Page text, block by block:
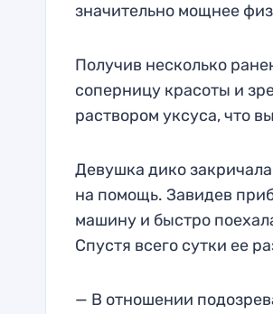
значительно мощнее
Получив несколько
соперницу красоты и
раствором уксуса, что
Девушка дико
на помощь. Завидев
машину и быстро
Спустя всего сутки ее
— В отношении